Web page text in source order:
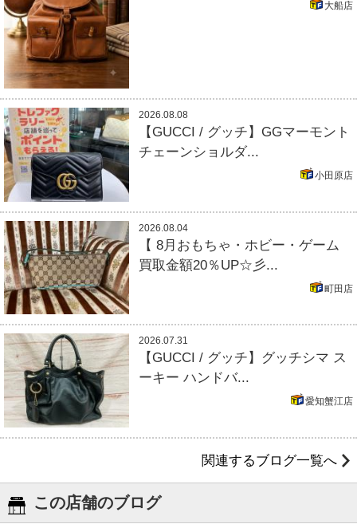
大船店
2026.08.08
【GUCCI / グッチ】GGマーモント
チェーンショルダ...
小田原店
2026.08.04
【 8月おもちゃ・ホビー・ゲーム
買取金額20％UP☆彡...
町田店
2026.07.31
【GUCCI / グッチ】グッチシマ ス
ーキー ハンドバ...
愛知蟹江店
関連するブログ一覧へ
この店舗のブログ